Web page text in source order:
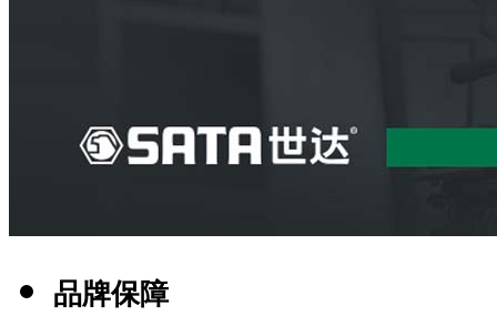
品牌保障